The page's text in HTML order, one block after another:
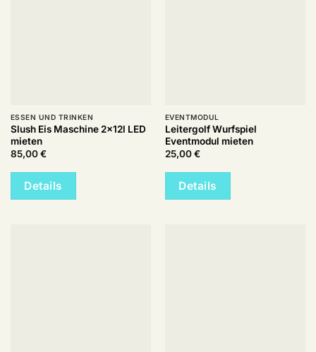
ESSEN UND TRINKEN
Slush Eis Maschine 2x12l LED
mieten
85,00€
Details
EVENTMODUL
Leitergolf Wurfspiel
Eventmodul mieten
25,00€
Details